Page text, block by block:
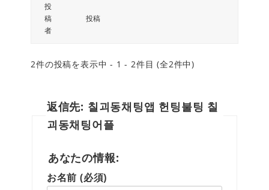
投
稿
者
投稿
2件の投稿を表示中 - 1 - 2件目 (全2件中)
返信先: 칠괴동채팅앱 헌팅불팅 칠
괴동채팅어플
あなたの情報:
お名前 (必須)